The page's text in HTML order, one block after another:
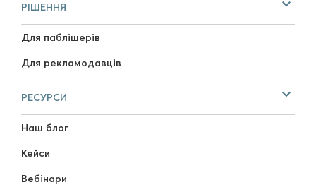
РІШЕННЯ
Для паблішерів
Для рекламодавців
РЕСУРСИ
Наш блог
Кейси
Вебінари